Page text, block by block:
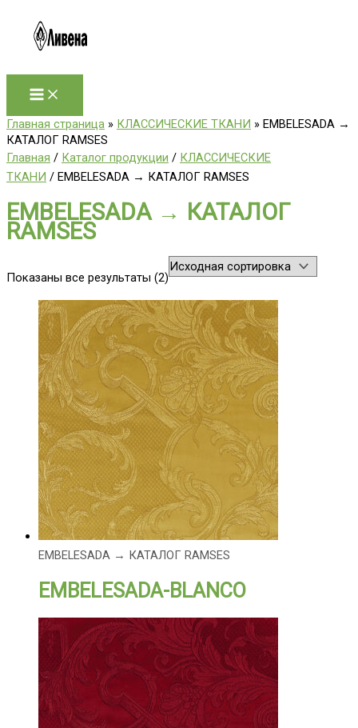
содержимому
Главная страница » КЛАССИЧЕСКИЕ ТКАНИ » EMBELESADA →
КАТАЛОГ RAMSES
Главная / Каталог продукции / КЛАССИЧЕСКИЕ
ТКАНИ / EMBELESADA → КАТАЛОГ RAMSES
EMBELESADA → КАТАЛОГ
RAMSES
Показаны все результаты (2)
EMBELESADA → КАТАЛОГ RAMSES
EMBELESADA-BLANCO